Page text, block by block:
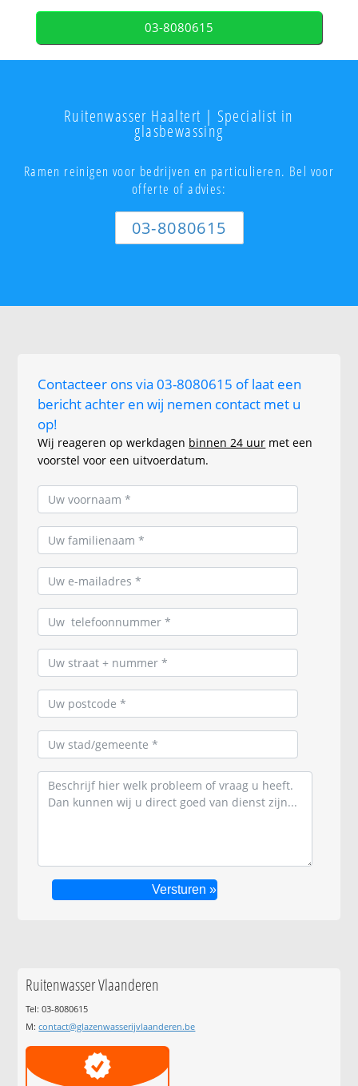
03-8080615
Ruitenwasser Haaltert | Specialist in
glasbewassing
Ramen reinigen voor bedrijven en particulieren. Bel voor
offerte of advies:
03-8080615
Contacteer ons via 03-8080615 of laat een
bericht achter en wij nemen contact met u
op!
Wij reageren op werkdagen binnen 24 uur met een
voorstel voor een uitvoerdatum.
Ruitenwasser Vlaanderen
Tel: 03-8080615
M:contact@glazenwasserijvlaanderen.be